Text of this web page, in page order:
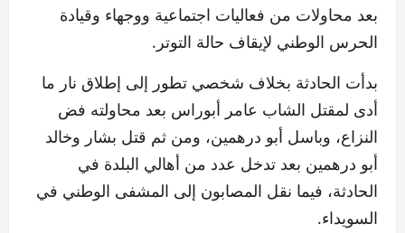
بعد محاولات من فعاليات اجتماعية ووجهاء وقيادة
الحرس الوطني لإيقاف حالة التوتر.
بدأت الحادثة بخلاف شخصي تطور إلى إطلاق نار ما
أدى لمقتل الشاب عامر أبوراس بعد محاولته فض
النزاع، وباسل أبو درهمين، ومن ثم قتل بشار وخالد
أبو درهمين بعد تدخل عدد من أهالي البلدة في
الحادثة، فيما نقل المصابون إلى المشفى الوطني في
السويداء.